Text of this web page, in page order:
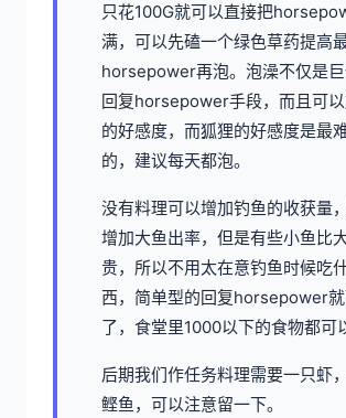
只花100G就可以直接把
满，可以先磕一个绿色草药提高
horsepower再泡。泡澡不仅是
回复horsepower手段，而且可
的好感度，而狐狸的好感度是最
的，建议每天都泡。
没有料理可以增加钓鱼的收获量
增加大鱼出率，但是有些小鱼比
贵，所以不用太在意钓鱼时候吃
西，简单型的回复horsepower就
了，食堂里1000以下的食物都可
后期我们作任务料理需要一只虾
鲣鱼，可以注意留一下。